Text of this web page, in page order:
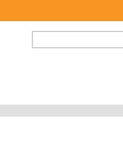
FORMULAIRE DE